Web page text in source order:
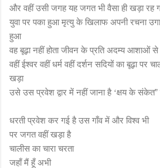
और वहीं उसी जगह यह जगत भी वैसा ही खड़ा रह
युवा पर पका हुआ मृत्यु के खिलाफ अपनी रचना
हुआ
वह बूढ़ा नहीं होता जीवन के प्रति अदम्य आशाओं
वहीं ईश्वर वहीं धर्म वहीं दर्शन सदियों का बूढ़ा
खड़ा
उसे उस प्रवेश द्वार में नहीं जाना है ‘क्षय के
धरती प्रवेश कर गई है उस गाँव में और विश्व भी
पर जगत वहीं खड़ा है
चालीस का चारा चरता
जहाँ मैं हूँ अभी